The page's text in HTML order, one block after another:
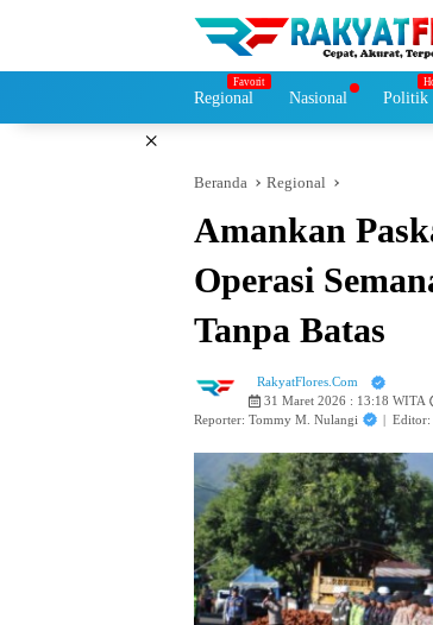
Regional Nasional Politik
×
Beranda Regional
Amankan
Operasi
Tanpa Batas
RakyatFlores.Com
31 Maret 2026 : 13:18 WITA
Reporter: Tommy M. Nulangi
| Editor: